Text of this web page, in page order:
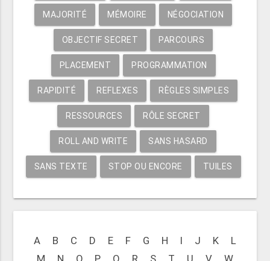
MAJORITÉ MÉMOIRE NÉGOCIATION
OBJECTIF SECRET PARCOURS
PLACEMENT PROGRAMMATION
RAPIDITÉ REFLEXES RÈGLES SIMPLES
RESSOURCES RÔLE SECRET
ROLL AND WRITE SANS HASARD
SANS TEXTE STOP OU ENCORE TUILES
A B C D E F G H I J K
L